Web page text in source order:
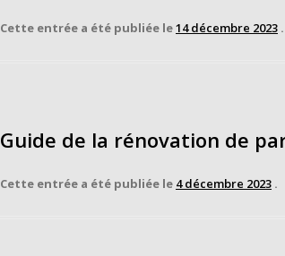
Cette entrée a été publiée le14 décembre 2023 .
Guide de la rénovation de
Cette entrée a été publiée le 4 décembre 2023 .